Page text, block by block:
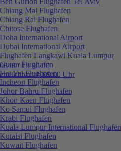
0848 / 19 96 00
erreichbar ab 09:00 Uhr
Chiang Mai Flughafen
Chiang Rai Flughafen
Chitose Flughafen
Doha International Airport
Dubai International Airport
Flughafen Langkawi Kuala Lumpur
Guam Flughafen
Hat Yai Flughafen
Incheon Flughafen
Johor Bahru Flughafen
Khon Kaen Flughafen
Ko Samui Flughafen
Krabi Flughafen
Kuala Lumpur International Flughafen
Kutaisi Flughafen
Kuwait Flughafen